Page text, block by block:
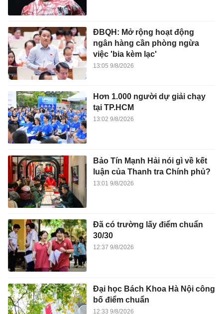
ĐBQH: Mở rộng hoạt động
ngân hàng cần phòng ngừa
việc 'bia kèm lạc'
13:05 9/8/2026
Hơn 1.000 người dự giải chạy
tại TP.HCM
13:02 9/8/2026
Bảo Tín Mạnh Hải nói gì về kết
luận của Thanh tra Chính phủ?
13:01 9/8/2026
Đã có trường lấy điểm chuẩn
30/30
12:37 9/8/2026
Đại học Bách Khoa Hà Nội công
bố điểm chuẩn
12:33 9/8/2026